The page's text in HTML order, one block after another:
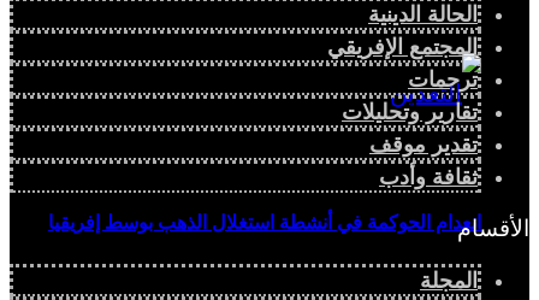
انعدام الحوكمة في أنشطة استغلال الذهب بوسط إفريقيا
الحالة الدينية
المجتمع الإفريقي
ترجمات
تقارير وتحليلات
تقدير موقف
ثقافة وأدب
الأقسام
المجلة